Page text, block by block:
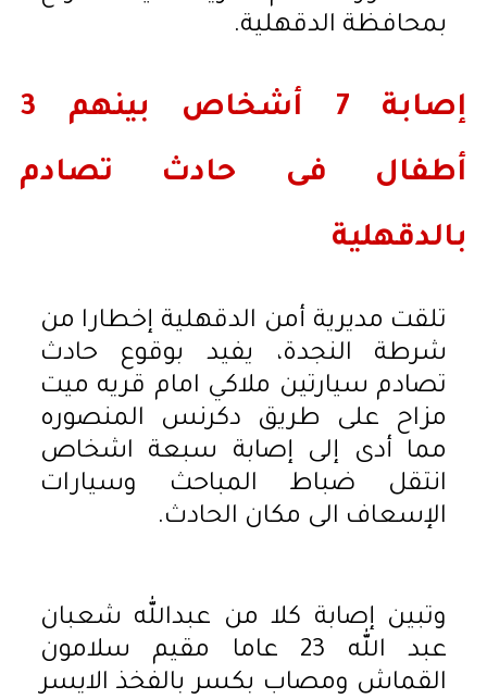
بمحافظة الدقهلية.
إصابة 7 أشخاص بينهم 3
أطفال فى حادث تصادم
بالدقهلية
تلقت مديرية أمن الدقهلية إخطارا من
شرطة النجدة، يفيد بوقوع حادث
تصادم سيارتين ملاكي امام قريه ميت
مزاح على طريق دكرنس المنصوره
مما أدى إلى إصابة سبعة اشخاص
انتقل ضباط المباحث وسيارات
الإسعاف الى مكان الحادث.
وتبين إصابة كلا من عبدالله شعبان
عبد الله 23 عاما مقيم سلامون
القماش ومصاب بكسر بالفخذ الايسر